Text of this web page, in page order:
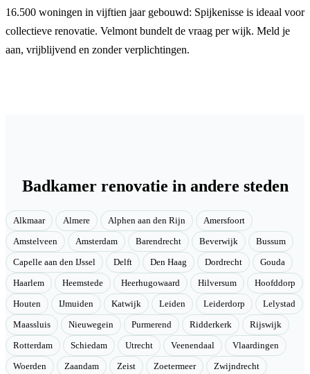
16.500 woningen in vijftien jaar gebouwd: Spijkenisse is ideaal voor
collectieve renovatie. Velmont bundelt de vraag per wijk. Meld je
aan, vrijblijvend en zonder verplichtingen.
Badkamer renovatie in andere steden
Alkmaar Almere Alphen aan den Rijn Amersfoort
Amstelveen Amsterdam Barendrecht Beverwijk Bussum
Capelle aan den IJssel Delft Den Haag Dordrecht Gouda
Haarlem Heemstede Heerhugowaard Hilversum Hoofddorp
Houten IJmuiden Katwijk Leiden Leiderdorp Lelystad
Maassluis Nieuwegein Purmerend Ridderkerk Rijswijk
Rotterdam Schiedam Utrecht Veenendaal Vlaardingen
Woerden Zaandam Zeist Zoetermeer Zwijndrecht